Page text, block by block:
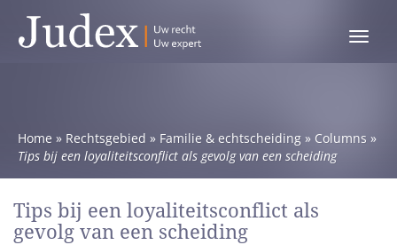
Toggle
Home » Rechtsgebied » Familie & echtscheiding » Columns »
Tips bij een loyaliteitsconflict als gevolg van een scheiding
Tips bij een loyaliteitsconflict als
gevolg van een scheiding